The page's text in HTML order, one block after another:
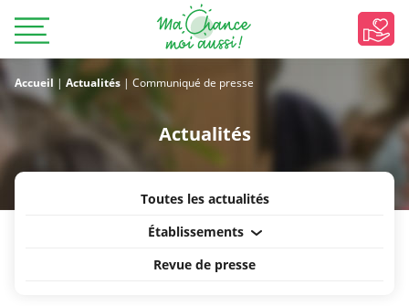
Accueil | Actualités | Communiqué de presse
Actualités
Toutes les actualités
Établissements
Revue de presse